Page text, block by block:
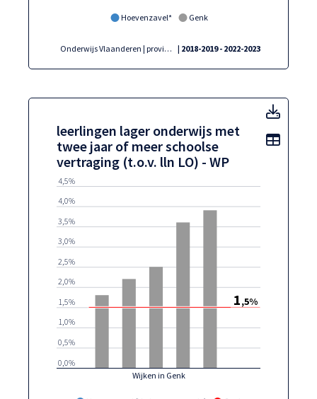
Hoevenzavel* Genk
Onderwijs Vlaanderen | provincies.incijfers.be | 2018-2019 - 2022-2023
leerlingen lager onderwijs met
twee jaar of meer schoolse
vertraging (t.o.v. lln LO) - WP
Wijken in Genk
0,0%
0,5%
1,0%
1,5%
2,0%
2,5%
3,0%
3,5%
4,0%
4,5%
1,5%
Toon